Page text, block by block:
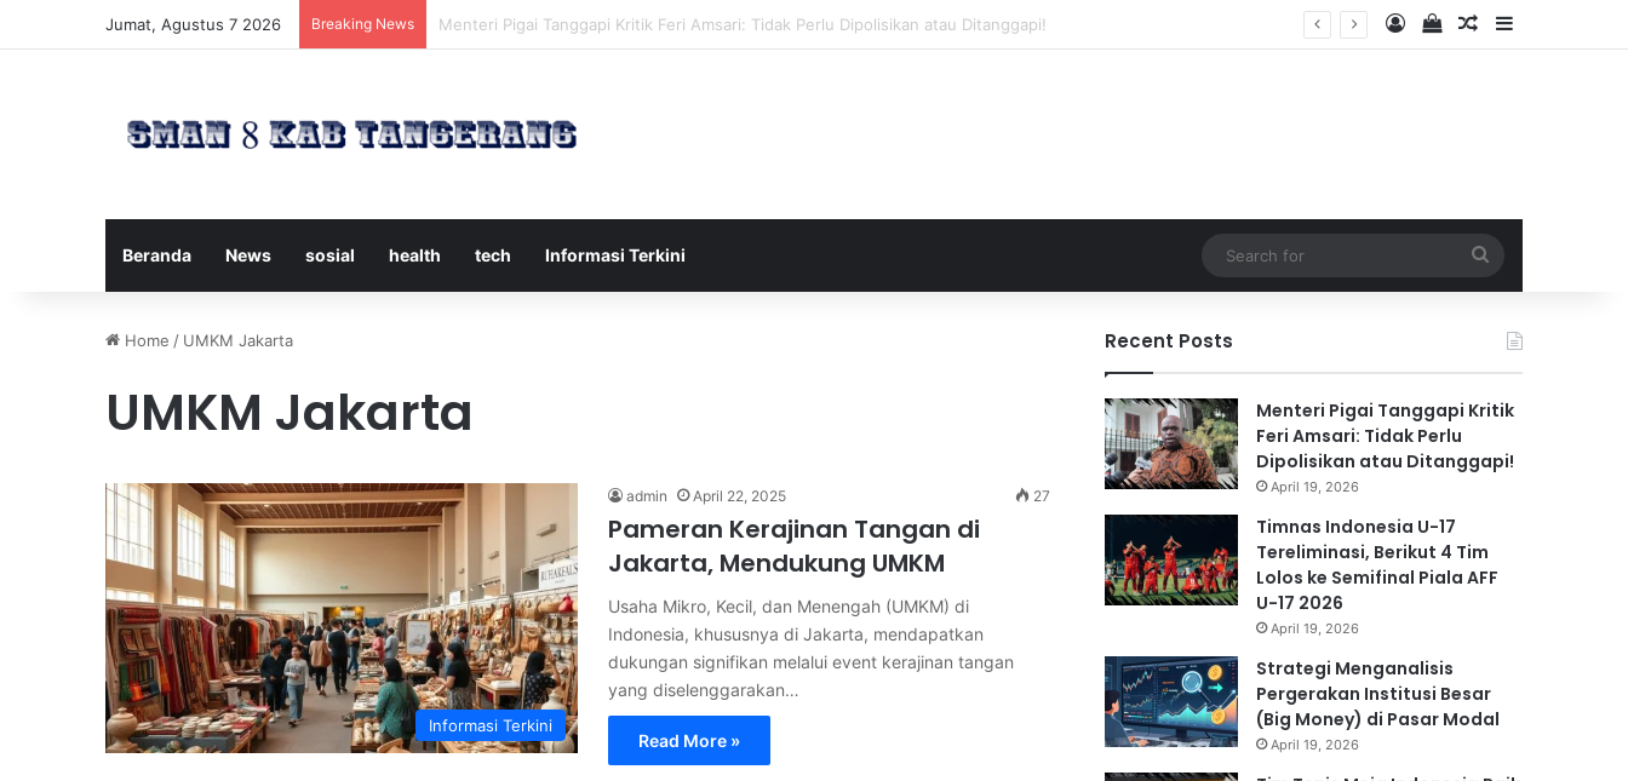
Jumat, Agustus 7 2026 Breaking News Timnas Indonesia U-17 Tereliminasi, Berikut 4 Tim Lolos ke Semifinal Piala AFF U-17 2026 Log InView your
Random Article
Sidebar
Beranda News sosial health tech Informasi Terkini
for
Home / UMKM Jakarta
UMKM Jakarta
Informasi Terkini
admin April 22, 2025 27
Pameran Kerajinan Tangan di
Jakarta, Mendukung UMKM
Usaha Mikro, Kecil, dan Menengah (UMKM) di
Indonesia, khususnya di Jakarta, mendapatkan
dukungan signifikan melalui event kerajinan tangan
yang diselenggarakan…
Read More »
Recent Posts
Menteri Pigai Tanggapi Kritik
Feri Amsari: Tidak Perlu
Dipolisikan atau Ditanggapi!
April 19, 2026
Timnas Indonesia U-17
Tereliminasi, Berikut 4 Tim
Lolos ke Semifinal Piala AFF
U-17 2026
April 19, 2026
Strategi Menganalisis
Pergerakan Institusi Besar
(Big Money) di Pasar Modal
April 19, 2026